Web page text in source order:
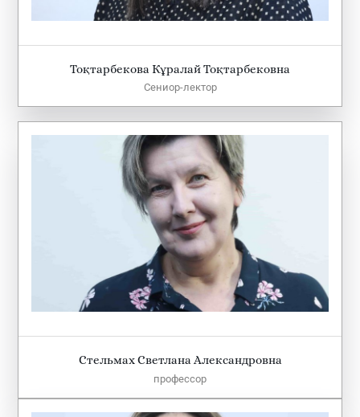
Тоқтарбекова Кұралай Тоқтарбековна
Сениор-лектор
Стельмах Светлана Александровна
профессор